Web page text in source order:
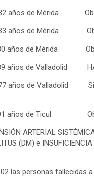
32 años de Mérida
33 años de Mérida
30 años de Mérida
89 años de Valladolid
77 años de Valladolid
91 años de Ticul
ARTERIAL
(DM) e
las personas fallecidas